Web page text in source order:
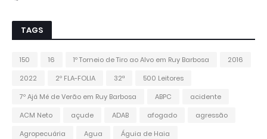
TAGS
150 16 1º Torneio de Tiro ao Alvo em Ruy Barbosa
2016
2022
2º FLA-FOLIA 32ª
500 Leitores
7º Ajá Mé de Verão em Ruy Barbosa
ABPC
acidente
ACM Neto
açude ADAB afogado
agressão
Agropecuária
Agua
Águia de Haia